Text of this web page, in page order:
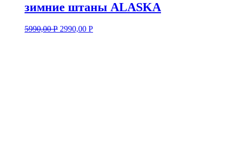
зимние штаны ALASKA
5990,00Р 2990,00 Р